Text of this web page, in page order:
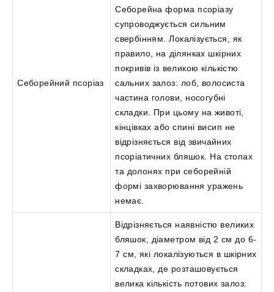
Себорейний псоріаз
Себорейна форма псоріазу
супроводжується сильним
свербінням. Локалізується, як
правило, на ділянках шкірних
покривів із великою кількістю
сальних залоз: лоб, волосиста
частина голови, носогубні
складки. При цьому на животі,
кінцівках або спині висип не
відрізняється від звичайних
псоріатичних бляшок. На стопах
та долонях при себорейній
формі захворювання уражень
немає.
Відрізняється наявністю великих
бляшок, діаметром від 2 см до 6-
7 см, які локалізуються в шкірних
складках, де розташовується
велика кількість потових залоз: